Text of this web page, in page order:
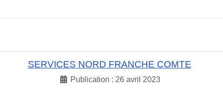
SERVICES NORD FRANCHE COMTE
Publication : 26 avril 2023